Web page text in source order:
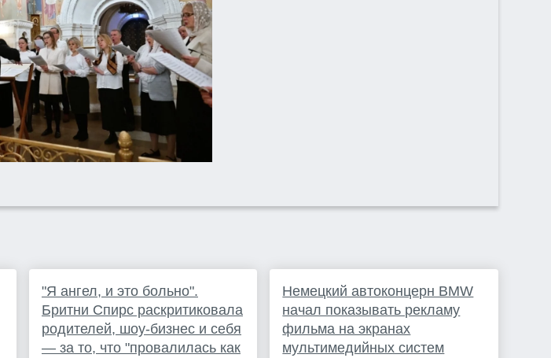
"Я ангел, и это больно".
Бритни Спирс раскритиковала
родителей, шоу-бизнес и себя
— за то, что "провалилась как
Немецкий автоконцерн BMW
начал показывать рекламу
фильма на экранах
мультимедийных систем